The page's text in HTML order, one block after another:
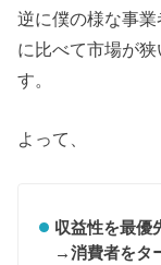
逆に僕の様な事
に比べて市場が
す。
よって、
収益性を最優
→消費者をタ